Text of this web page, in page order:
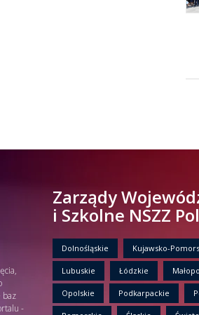
baz
-
Zarządy
i Szkolne NSZZ
Dolnośląskie Kujawsko-
Lubuskie Łódzkie
Opolskie Podkarpackie